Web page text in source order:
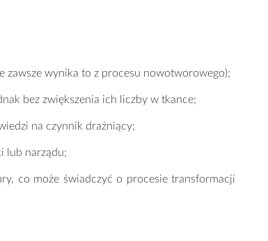
zawsze wynika to z procesu nowotworowego);
bez zwiększenia ich liczby w tkance;
na czynnik drażniący;
lub narządu;
co może świadczyć o procesie transformacji